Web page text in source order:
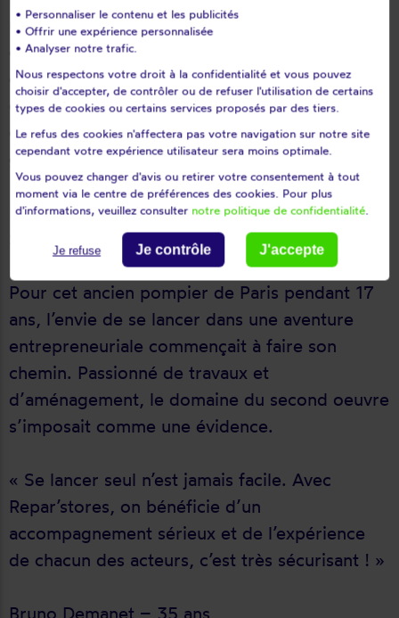
une organisation établie et bien structurée tant
dans la communication que dans la logistique
est un vrai plus. La structure familiale, la
qualité de son accompagnement, le
développement rapide du réseau sont un vrai
gage d’efficacité et de confiance.»
Romain Viguié – 40 ans
Secteur d’intervention : Dreux (28)
Pour cet ancien pompier de Paris pendant 17
ans, l’envie de se lancer dans une aventure
entrepreneuriale commençait à faire son
chemin. Passionné de travaux et
d’aménagement, le domaine du second oeuvre
s’imposait comme une évidence.
« Se lancer seul n’est jamais facile. Avec
Repar’stores, on bénéficie d’un
accompagnement sérieux et de l’expérience
de chacun des acteurs, c’est très sécurisant ! »
Bruno Demanet – 35 ans
• Personnaliser le contenu et les publicités
• Offrir une expérience personnalisée
• Analyser notre trafic.
Nous respectons votre droit à la confidentialité et vous pouvez
choisir d'accepter, de contrôler ou de refuser l'utilisation de certains
types de cookies ou certains services proposés par des tiers.
Le refus des cookies n'affectera pas votre navigation sur notre site
cependant votre expérience utilisateur sera moins optimale.
Vous pouvez changer d'avis ou retirer votre consentement à tout
moment via le centre de préférences des cookies. Pour plus
d'informations, veuillez consulter notre politique de confidentialité.
Je refuse Je contrôle J'accepte